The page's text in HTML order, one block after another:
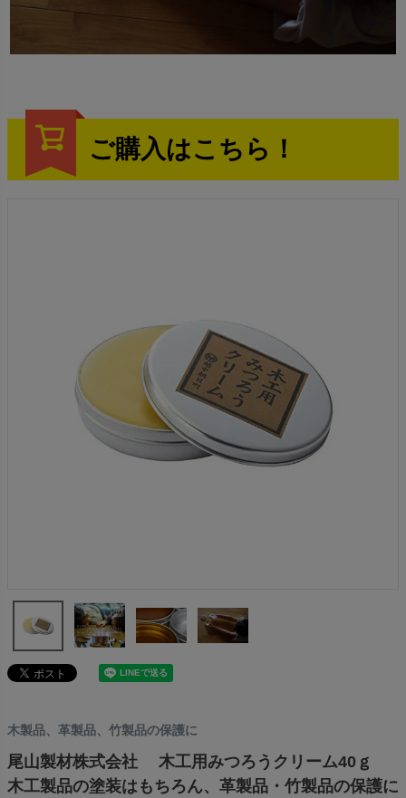
ご購入はこちら！
木製品、革製品、竹製品の保護に
尾山製材株式会社 木工用みつろうクリーム40ｇ
木工製品の塗装はもちろん、革製品・竹製品の保護に